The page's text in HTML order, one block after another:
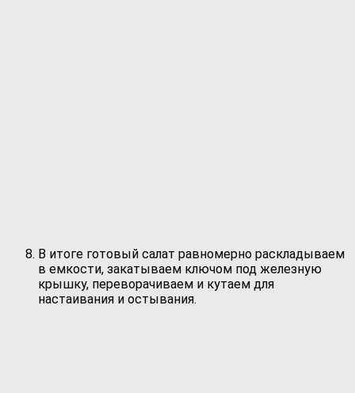
В итоге готовый салат равномерно раскладываем
в емкости, закатываем ключом под железную
крышку, переворачиваем и кутаем для
настаивания и остывания.